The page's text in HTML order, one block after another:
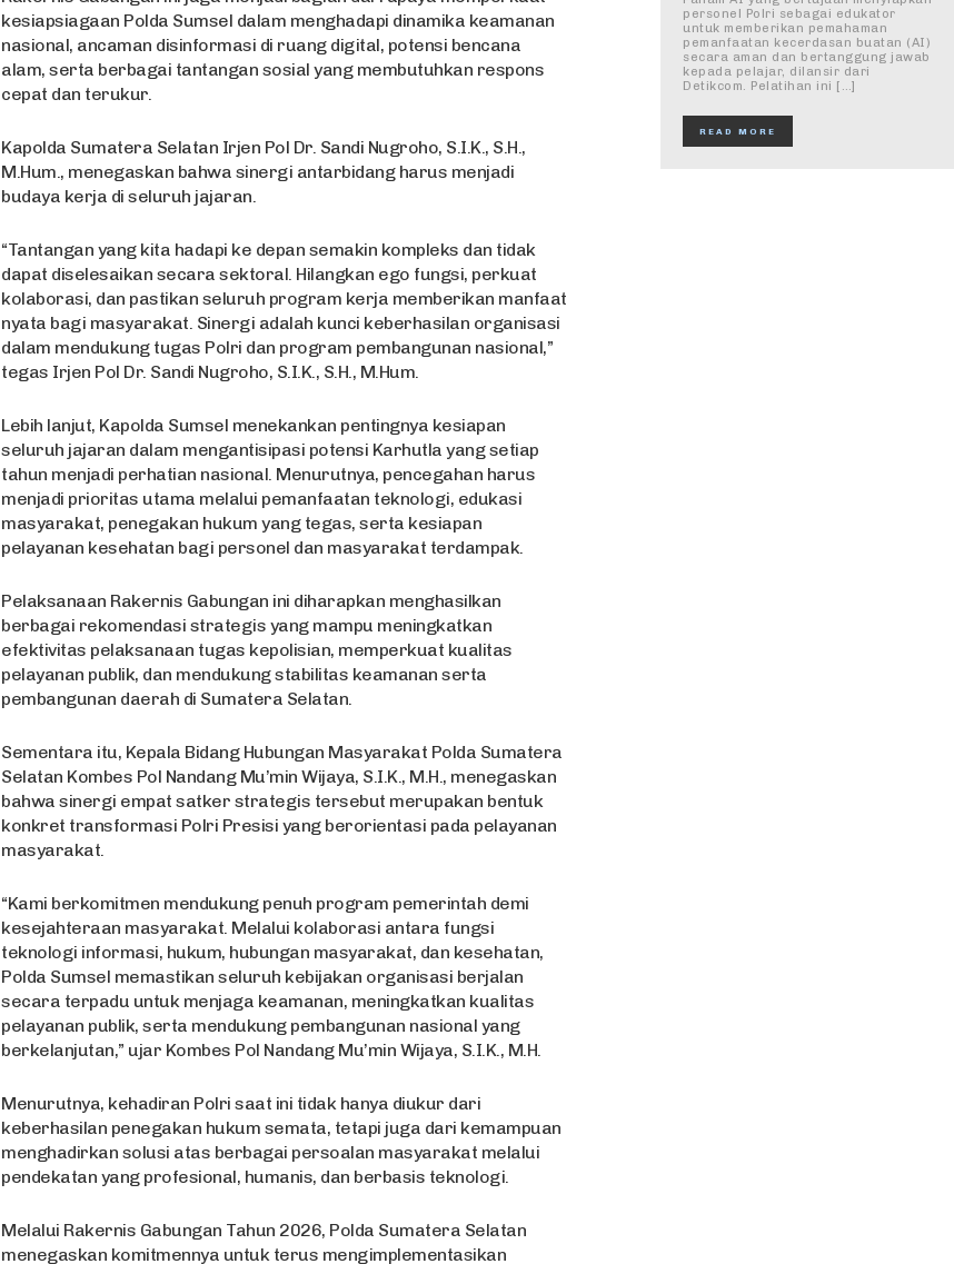
kesiapsiagaan Polda Sumsel dalam menghadapi dinamika keamanan
nasional, ancaman disinformasi di ruang digital, potensi bencana
alam, serta berbagai tantangan sosial yang membutuhkan respons
cepat dan terukur.
Kapolda Sumatera Selatan Irjen Pol Dr. Sandi Nugroho, S.I.K., S.H.,
M.Hum., menegaskan bahwa sinergi antarbidang harus menjadi
budaya kerja di seluruh jajaran.
“Tantangan yang kita hadapi ke depan semakin kompleks dan tidak
dapat diselesaikan secara sektoral. Hilangkan ego fungsi, perkuat
kolaborasi, dan pastikan seluruh program kerja memberikan manfaat
nyata bagi masyarakat. Sinergi adalah kunci keberhasilan organisasi
dalam mendukung tugas Polri dan program pembangunan nasional,”
tegas Irjen Pol Dr. Sandi Nugroho, S.I.K., S.H., M.Hum.
Lebih lanjut, Kapolda Sumsel menekankan pentingnya kesiapan
seluruh jajaran dalam mengantisipasi potensi Karhutla yang setiap
tahun menjadi perhatian nasional. Menurutnya, pencegahan harus
menjadi prioritas utama melalui pemanfaatan teknologi, edukasi
masyarakat, penegakan hukum yang tegas, serta kesiapan
pelayanan kesehatan bagi personel dan masyarakat terdampak.
Pelaksanaan Rakernis Gabungan ini diharapkan menghasilkan
berbagai rekomendasi strategis yang mampu meningkatkan
efektivitas pelaksanaan tugas kepolisian, memperkuat kualitas
pelayanan publik, dan mendukung stabilitas keamanan serta
pembangunan daerah di Sumatera Selatan.
Sementara itu, Kepala Bidang Hubungan Masyarakat Polda Sumatera
Selatan Kombes Pol Nandang Mu’min Wijaya, S.I.K., M.H., menegaskan
bahwa sinergi empat satker strategis tersebut merupakan bentuk
konkret transformasi Polri Presisi yang berorientasi pada pelayanan
masyarakat.
“Kami berkomitmen mendukung penuh program pemerintah demi
kesejahteraan masyarakat. Melalui kolaborasi antara fungsi
teknologi informasi, hukum, hubungan masyarakat, dan kesehatan,
Polda Sumsel memastikan seluruh kebijakan organisasi berjalan
secara terpadu untuk menjaga keamanan, meningkatkan kualitas
pelayanan publik, serta mendukung pembangunan nasional yang
berkelanjutan,” ujar Kombes Pol Nandang Mu’min Wijaya, S.I.K., M.H.
Menurutnya, kehadiran Polri saat ini tidak hanya diukur dari
keberhasilan penegakan hukum semata, tetapi juga dari kemampuan
menghadirkan solusi atas berbagai persoalan masyarakat melalui
pendekatan yang profesional, humanis, dan berbasis teknologi.
Melalui Rakernis Gabungan Tahun 2026, Polda Sumatera Selatan
menegaskan komitmennya untuk terus mengimplementasikan
personel Polri sebagai edukator
untuk memberikan pemahaman
pemanfaatan kecerdasan buatan (AI)
secara aman dan bertanggung jawab
kepada pelajar, dilansir dari
Detikcom. Pelatihan ini […]
READ MORE